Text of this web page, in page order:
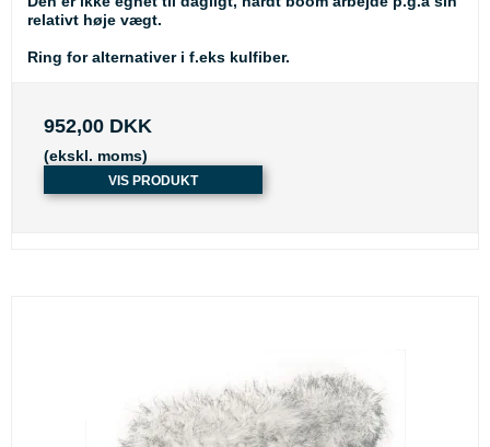
relativt høje vægt.
Ring for alternativer i f.eks kulfiber.
952,00 DKK
(ekskl. moms)
VIS PRODUKT